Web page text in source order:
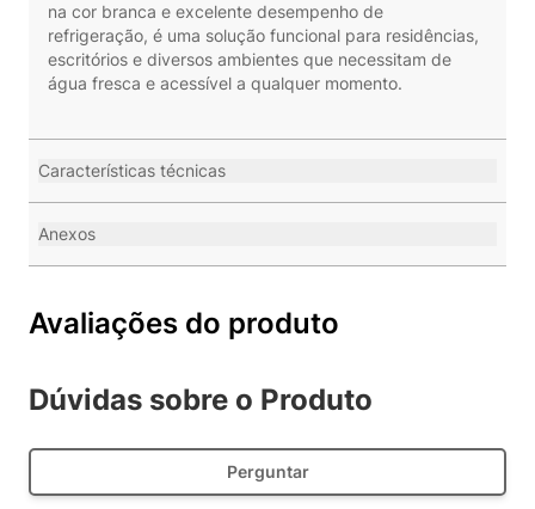
na cor branca e excelente desempenho de
refrigeração, é uma solução funcional para residências,
escritórios e diversos ambientes que necessitam de
água fresca e acessível a qualquer momento.
Características técnicas
Anexos
Avaliações do produto
Dúvidas sobre o Produto
Perguntar